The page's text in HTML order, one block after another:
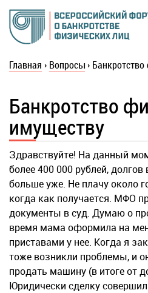
Главная › Вопросы ›
Банкротство
имуществу
Здравствуйте! На данный
более 400 000 рублей,
больше уже. Не плачу около
когда как получается. МФО
документы в суд. Думаю о
время мама оформила на
приставами у нее. Когда я
тоже возникли проблемы, и
продать машину (в итоге от
Юридически сделку